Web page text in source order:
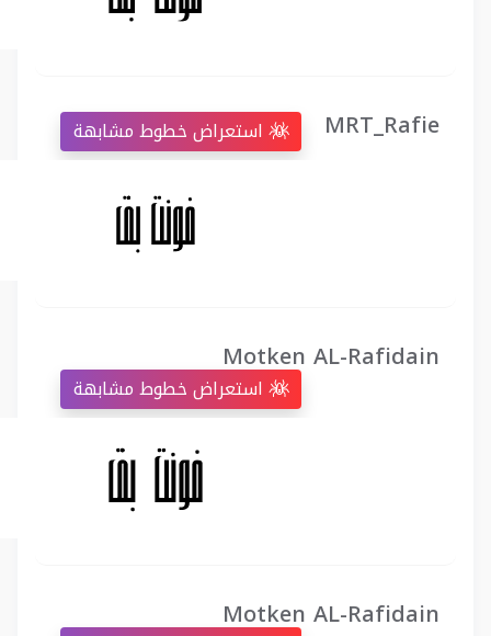
MRT_Rafie
Motken AL-Rafidain
Motken AL-Rafidain